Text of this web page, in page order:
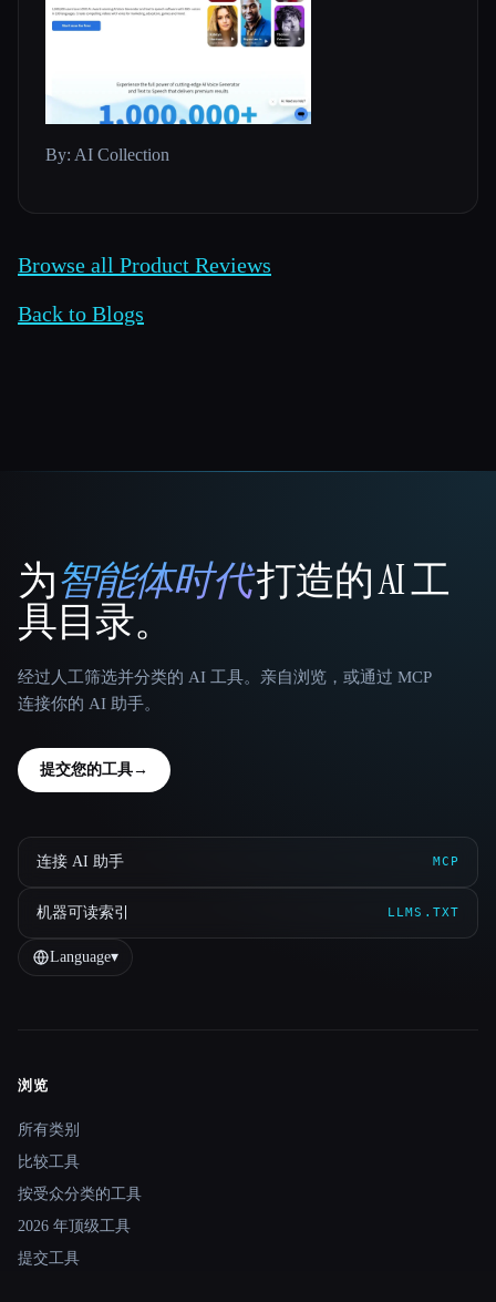
By: AI Collection
Browse all Product Reviews
Back to Blogs
That AI Collection
为智能体时代打造的 AI 工
具目录。
经过人工筛选并分类的 AI 工具。亲自浏览，或通过 MCP
连接你的 AI 助手。
提交您的工具→
连接 AI 助手 MCP
机器可读索引 LLMS.TXT
Language▾
Site navigation
浏览
所有类别
比较工具
按受众分类的工具
2026 年顶级工具
提交工具